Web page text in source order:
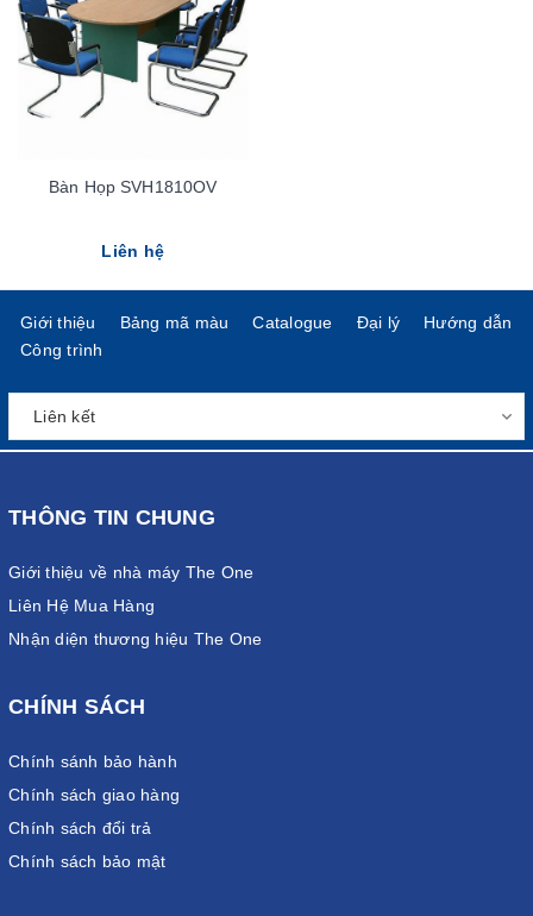
Bàn Họp SVH1810OV
Liên hệ
Giới thiệu Bảng mã màu Catalogue Đại lý
Hướng dẫn
Công trình
THÔNG TIN CHUNG
Giới thiệu về nhà máy The One
Liên Hệ Mua Hàng
Nhận diện thương hiệu The One
CHÍNH SÁCH
Chính sánh bảo hành
Chính sách giao hàng
Chính sách đổi trả
Chính sách bảo mật